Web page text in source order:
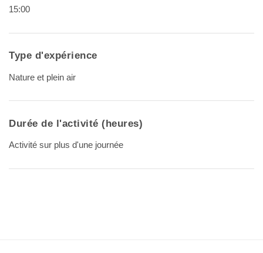
15:00
Type d'expérience
Nature et plein air
Durée de l'activité (heures)
Activité sur plus d'une journée